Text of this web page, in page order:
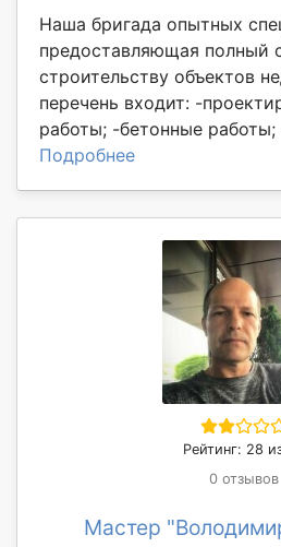
Наша бригада опытных
предоставляющая полный
строительству объектов
перечень входит: -
работы; -бетонные работы;
Подробнее
Рейтинг: 28
0 отзывов
Мастер